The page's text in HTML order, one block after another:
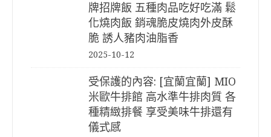
牌招牌飯 五種肉品吃好吃滿 鬆
化燒肉飯 銷魂脆皮燒肉外皮酥
脆 誘人豬肉油脂香
2025-10-12
受保護的內容: [宜蘭宜蘭] MIO
米歐牛排館 高水準牛排肉質 各
種精緻排餐 享受美味牛排還有
儀式感